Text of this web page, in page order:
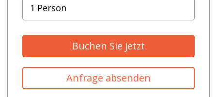
Buchen Sie jetzt
Anfrage absenden